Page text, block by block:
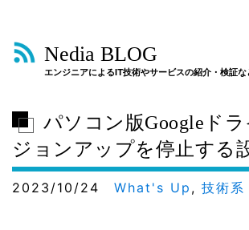
Nedia BLOG
エンジニアによるIT技術やサービスの紹介・検証な
パソコン版Googleド
ジョンアップを停止する
2023/10/24 What's Up , 技術系